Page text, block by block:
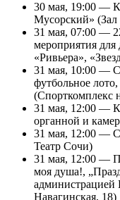
30 мая, 19:00 —
Мусорский»
31 мая, 07:00 —
мероприятия
«Ривьера»,
31 мая, 10:00 —
футбольное
(Спорткомплекс
31 мая, 12:00 —
органной и
31 мая, 12:00 —
Театр Сочи)
31 мая, 12:00 —
моя душа!,
администрацией
Навагинская, 18)